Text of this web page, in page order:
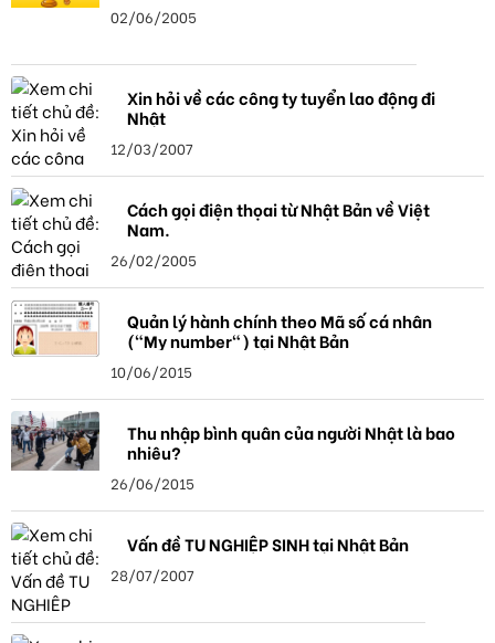
02/06/2005
Xin hỏi về các công ty tuyển lao động đi
Nhật
12/03/2007
Cách gọi điện thọai từ Nhật Bản về Việt
Nam.
26/02/2005
Quản lý hành chính theo Mã số cá nhân
("My number") tại Nhật Bản
10/06/2015
Thu nhập bình quân của người Nhật là bao
nhiêu?
26/06/2015
Vấn đề TU NGHIỆP SINH tại Nhật Bản
28/07/2007